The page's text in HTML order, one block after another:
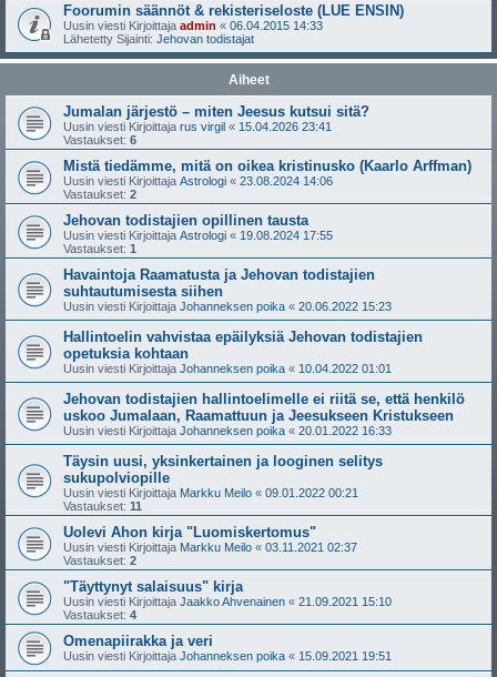
Foorumin säännöt & rekisteriseloste (LUE ENSIN)
Uusin viesti Kirjoittaja admin « 06.04.2015 14:33
Lähetetty Sijainti: Jehovan todistajat
Aiheet
Jumalan järjestö – miten Jeesus kutsui sitä?
Uusin viesti Kirjoittaja rus virgil « 15.04.2026 23:41
Vastaukset: 6
Mistä tiedämme, mitä on oikea kristinusko (Kaarlo Arffman)
Uusin viesti Kirjoittaja Astrologi « 23.08.2024 14:06
Vastaukset: 2
Jehovan todistajien opillinen tausta
Uusin viesti Kirjoittaja Astrologi « 19.08.2024 17:55
Vastaukset: 1
Havaintoja Raamatusta ja Jehovan todistajien
suhtautumisesta siihen
Uusin viesti Kirjoittaja Johanneksen poika « 20.06.2022 15:23
Hallintoelin vahvistaa epäilyksiä Jehovan todistajien
opetuksia kohtaan
Uusin viesti Kirjoittaja Johanneksen poika « 10.04.2022 01:01
Jehovan todistajien hallintoelimelle ei riitä se, että henkilö
uskoo Jumalaan, Raamattuun ja Jeesukseen Kristukseen
Uusin viesti Kirjoittaja Johanneksen poika « 20.01.2022 16:33
Täysin uusi, yksinkertainen ja looginen selitys
sukupolviopille
Uusin viesti Kirjoittaja Markku Meilo « 09.01.2022 00:21
Vastaukset: 11
Uolevi Ahon kirja "Luomiskertomus"
Uusin viesti Kirjoittaja Markku Meilo « 03.11.2021 02:37
Vastaukset: 2
"Täyttynyt salaisuus" kirja
Uusin viesti Kirjoittaja Jaakko Ahvenainen « 21.09.2021 15:10
Vastaukset: 4
Omenapiirakka ja veri
Uusin viesti Kirjoittaja Johanneksen poika « 15.09.2021 19:51